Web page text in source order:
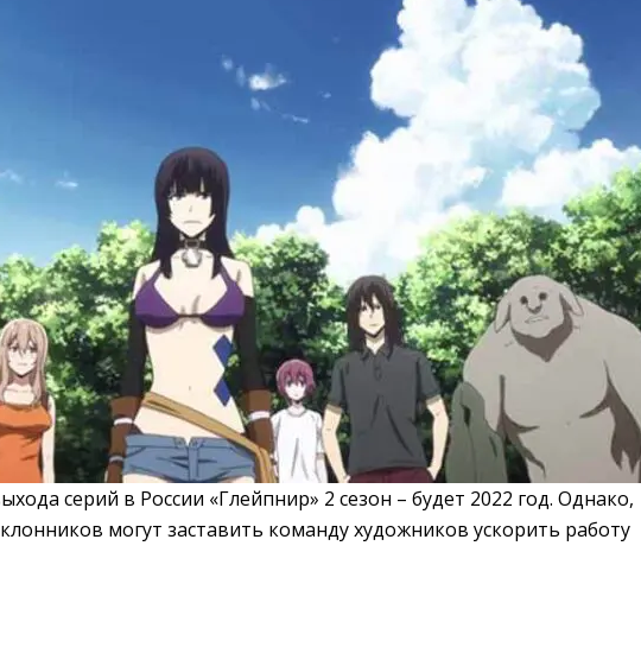
серий в России «Глейпнир» 2 сезон – будет 2022 год. Однако,
могут заставить команду художников ускорить работу